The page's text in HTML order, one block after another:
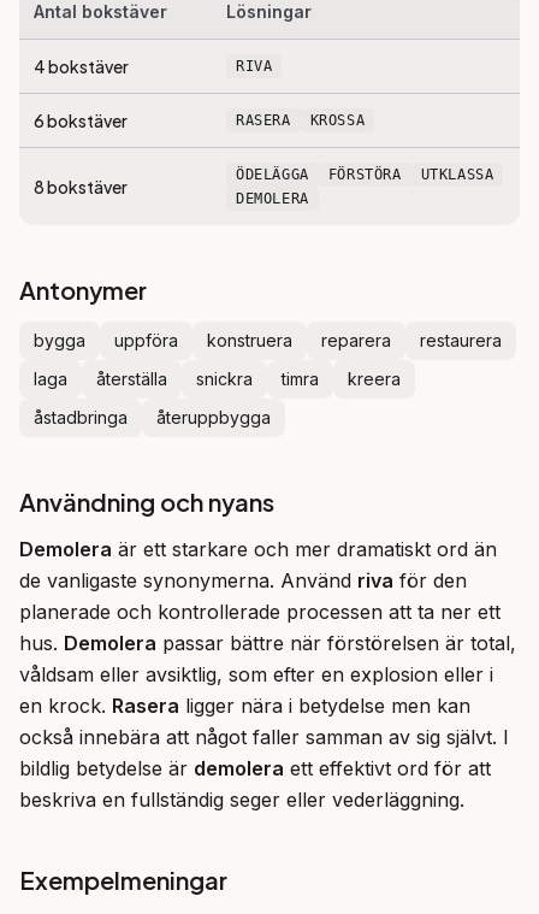
Antal bokstäver Lösningar
4bokstäver RIVA
6bokstäver RASERA KROSSA
8bokstäver
ÖDELÄGGA FÖRSTÖRA
UTKLASSA
DEMOLERA
Antonymer
bygga uppföra konstruera reparera
restaurera
laga
återställa snickra timra
kreera
åstadbringa
återuppbygga
Användning och nyans
Demolera är ett starkare och mer dramatiskt ord än
de vanligaste synonymerna. Använd riva för den
planerade och kontrollerade processen att ta ner ett
hus. Demolera passar bättre när förstörelsen är total,
våldsam eller avsiktlig, som efter en explosion eller i
en krock. Rasera ligger nära i betydelse men kan
också innebära att något faller samman av sig självt. I
bildlig betydelse är demolera ett effektivt ord för att
beskriva en fullständig seger eller vederläggning.
Exempelmeningar